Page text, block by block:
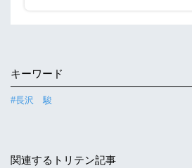
キーワード
#長沢 駿
関連するトリテン記事